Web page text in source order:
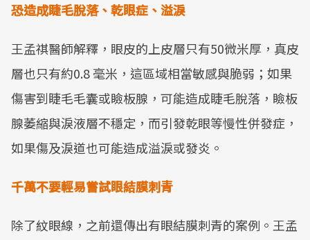
恐造成睫毛脫落、乾眼症、溢淚
王孟祺醫師解釋，眼皮的上皮層只有50微米厚，真皮
層也只有約0.8 毫米，這區域相當敏感與脆弱；如果
傷害到睫毛毛囊或瞼板腺，可能造成睫毛脫落，瞼板
腺萎縮與淚液層不穩定，而引發乾眼等慢性併發症，
如果傷及淚道也可能造成溢淚或發炎。
千萬不要輕易嘗試眼結膜刺青
除了紋眼線，之前還傳出有眼結膜刺青的案例。王孟